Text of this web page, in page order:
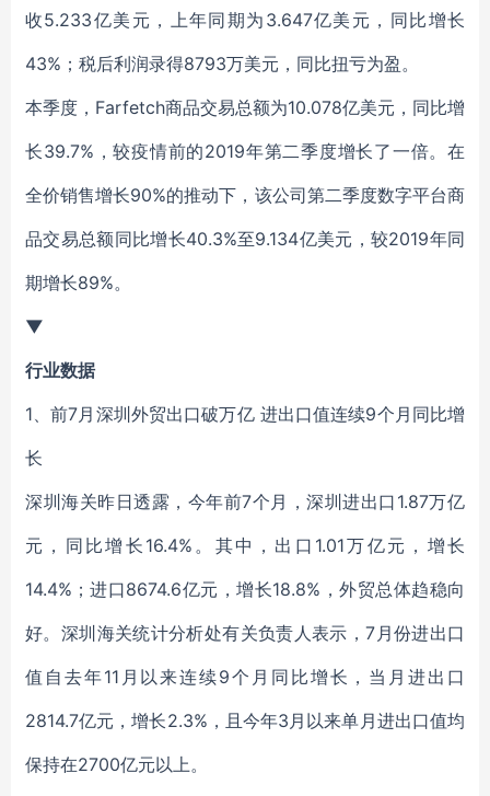
收5.233亿美元，上年同期为3.647亿美元，同比增长
43%；税后利润录得8793万美元，同比扭亏为盈。
本季度，Farfetch商品交易总额为10.078亿美元，同比增
长39.7%，较疫情前的2019年第二季度增长了一倍。在
全价销售增长90%的推动下，该公司第二季度数字平台商
品交易总额同比增长40.3%至9.134亿美元，较2019年同
期增长89%。
▼
行业数据
1、前7月深圳外贸出口破万亿 进出口值连续9个月同比增
长
深圳海关昨日透露，今年前7个月，深圳进出口1.87万亿
元，同比增长16.4%。其中，出口1.01万亿元，增长
14.4%；进口8674.6亿元，增长18.8%，外贸总体趋稳向
好。深圳海关统计分析处有关负责人表示，7月份进出口
值自去年11月以来连续9个月同比增长，当月进出口
2814.7亿元，增长2.3%，且今年3月以来单月进出口值均
保持在2700亿元以上。